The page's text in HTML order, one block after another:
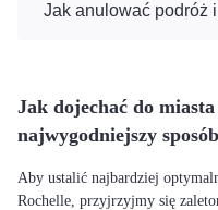
Jak anulować podróż
Jak dojechać do
najwygodniejszy sposób
Aby ustalić najbardziej
Rochelle, przyjrzyjmy się